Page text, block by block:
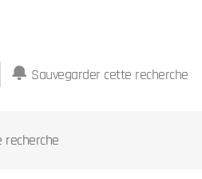
Sauvegarder cette recherche
recherche